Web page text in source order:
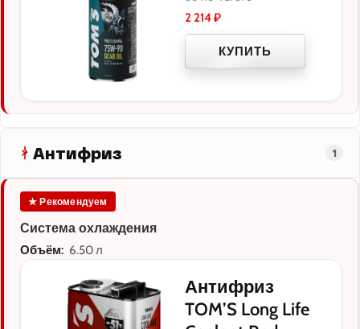
2 214₽
КУПИТЬ
Антифриз 1
★ Рекомендуем
Система охлаждения
Объём: 6.50 л
Антифриз
TOM’S Long Life